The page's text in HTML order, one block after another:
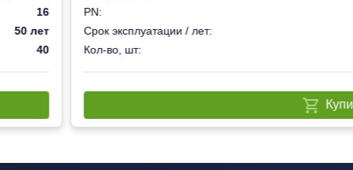
16
50 лет
40
PN:
Срок эксплуатации / лет:
Кол-во, шт: